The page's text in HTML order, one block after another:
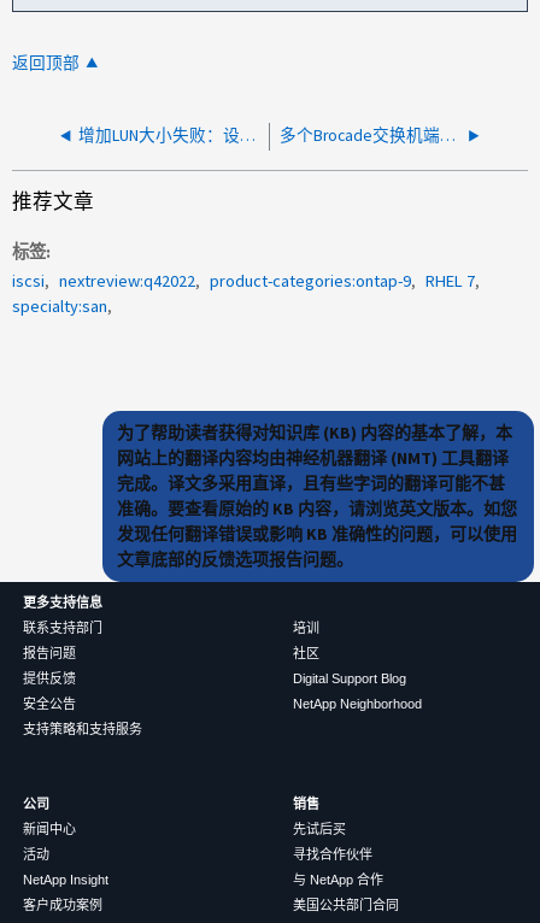
返回顶部
增加LUN大小失败：设备上没有剩余空间 多个Brocade交换机端口上的CRC错误增加
推荐文章
标签
iscsi
nextreview:q42022 product-categories:ontap-9
RHEL 7
specialty:san
为了帮助读者获得对知识库 (KB) 内容的基本了解，本
网站上的翻译内容均由神经机器翻译 (NMT) 工具翻译
完成。译文多采用直译，且有些字词的翻译可能不甚
准确。要查看原始的 KB 内容，请浏览英文版本。如您
发现任何翻译错误或影响 KB 准确性的问题，可以使用
文章底部的反馈选项报告问题。
更多支持信息
联系支持部门
报告问题
提供反馈
安全公告
支持策略和支持服务
培训
社区
Digital Support Blog
NetApp Neighborhood
公司
新闻中心
活动
NetApp Insight
客户成功案例
销售
先试后买
寻找合作伙伴
与 NetApp 合作
美国公共部门合同